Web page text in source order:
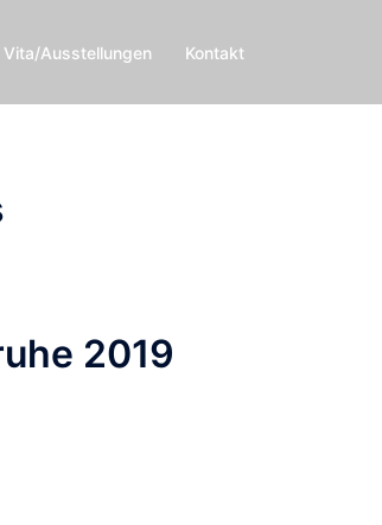
Vita/Ausstellungen Kontakt
2019